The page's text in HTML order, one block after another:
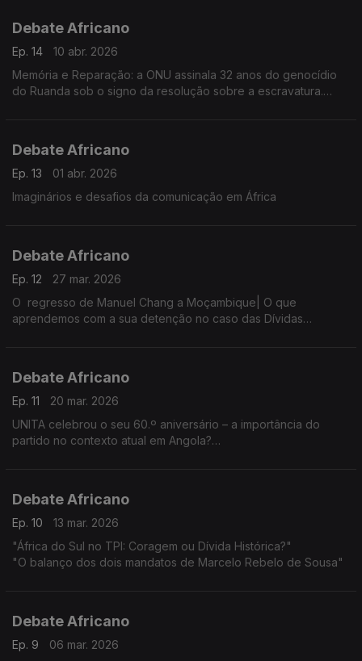
Debate Africano
Ep. 14
10 abr. 2026
Memória e Reparação: a ONU assinala 32 anos do genocídio
do Ruanda sob o signo da resolução sobre a escravatura.
Debate Africano
Ep. 13
01 abr. 2026
Imaginários e desafios da comunicação em África
Debate Africano
Ep. 12
27 mar. 2026
O regresso de Manuel Chang a Moçambique| O que
aprendemos com a sua detenção no caso das Dívidas
Debate Africano
Ep. 11
20 mar. 2026
UNITA celebrou o seu 60.º aniversário – a importância do
partido no contexto atual em Angola?
Debate Africano
Ep. 10
13 mar. 2026
"África do Sul no TPI: Coragem ou Dívida Histórica?"
"O balanço dos dois mandatos de Marcelo Rebelo de Sousa"
Debate Africano
Ep. 9
06 mar. 2026